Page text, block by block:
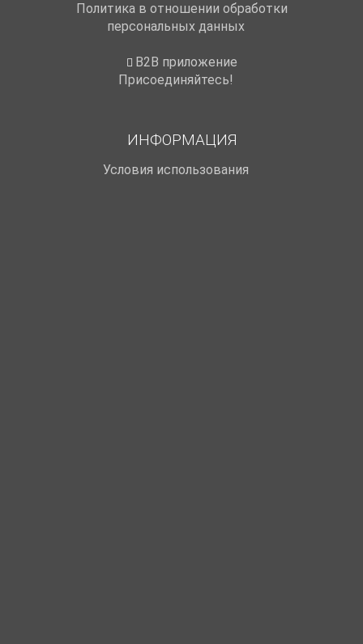
Политика в отношении обработки
персональных данных
B2B приложение
Присоединяйтесь!
ИНФОРМАЦИЯ
Условия использования